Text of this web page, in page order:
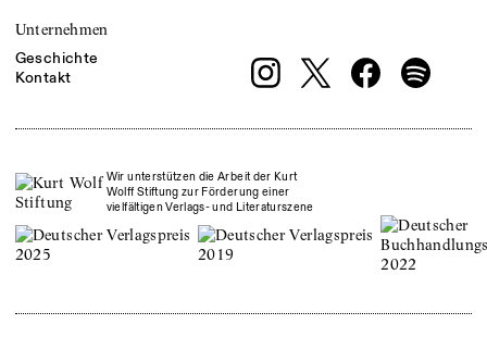
Unternehmen
Geschichte
Kontakt
Wir unterstützen die Arbeit der Kurt
Wolff Stiftung zur Förderung einer
vielfältigen Verlags- und Literaturszene